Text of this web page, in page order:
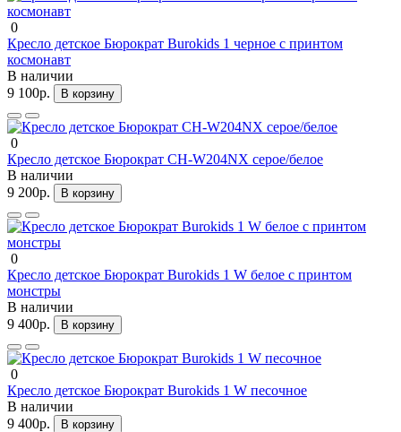
0
Кресло детское Бюрократ Burokids 1 черное с принтом
космонавт
В наличии
9 100р.
В корзину
0
Кресло детское Бюрократ CH-W204NX серое/белое
В наличии
9 200р.
В корзину
0
Кресло детское Бюрократ Burokids 1 W белое с принтом
монстры
В наличии
9 400р.
В корзину
0
Кресло детское Бюрократ Burokids 1 W песочное
В наличии
9 400р.
В корзину